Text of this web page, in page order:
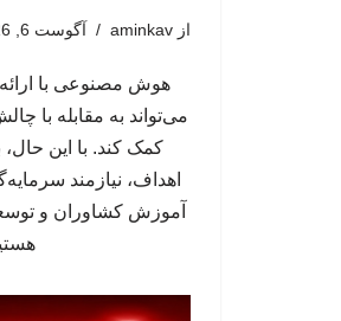
از aminkav آگوست 6, 2026
هوش مصنوعی با ارائه
می‌تواند به مقابله با
کمک کند. با این حال،
اهداف، نیازمند
آموزش کشاوران و